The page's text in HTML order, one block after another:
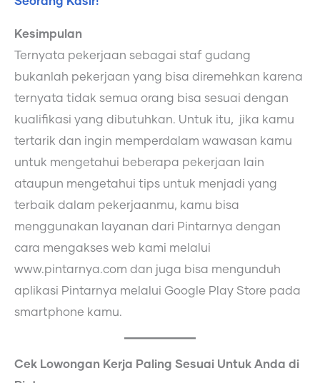
Kesimpulan
Ternyata pekerjaan sebagai staf gudang
bukanlah pekerjaan yang bisa diremehkan karena
ternyata tidak semua orang bisa sesuai dengan
kualifikasi yang dibutuhkan. Untuk itu, jika kamu
tertarik dan ingin memperdalam wawasan kamu
untuk mengetahui beberapa pekerjaan lain
ataupun mengetahui tips untuk menjadi yang
terbaik dalam pekerjaanmu, kamu bisa
menggunakan layanan dari Pintarnya dengan
cara mengakses web kami melalui
www.pintarnya.com dan juga bisa mengunduh
aplikasi Pintarnya melalui Google Play Store pada
smartphone kamu.
Cek Lowongan Kerja Paling Sesuai Untuk Anda di